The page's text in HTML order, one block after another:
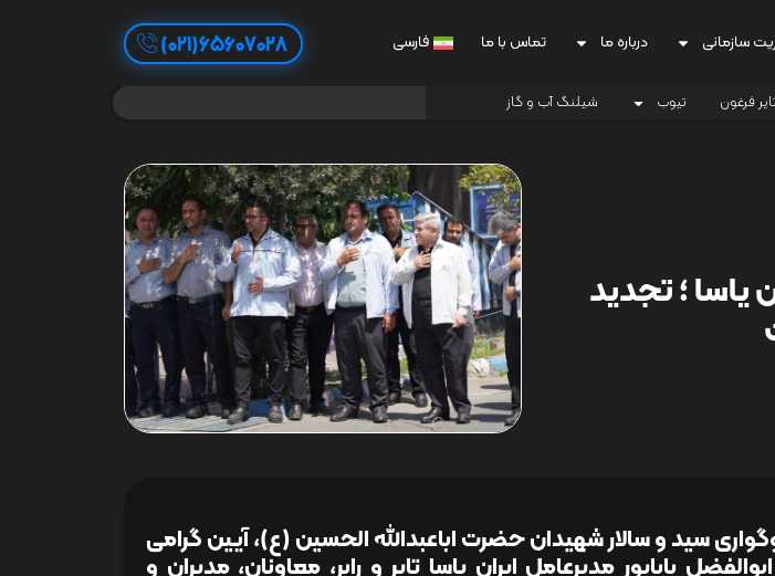
سازمانی درباره ما تماس با ما فارسی 65607028(021)
تایر فرغون تیوب شیلنگ آب و گاز
یاسا ؛ تجدید
سید و سالار شهیدان حضرت اباعبدالله الحسین (ع)، آیین گرامی
باباپور مدیرعامل ایران یاسا تایر و رابر، معاونان، مدیران و